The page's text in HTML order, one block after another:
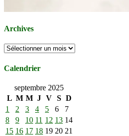
Archives
Archives
Calendrier
septembre 2025
L M M J V S D
1
2 3 4 5 6
7
8
9 10 11 12 13 14
15 16 17 18 19 20 21